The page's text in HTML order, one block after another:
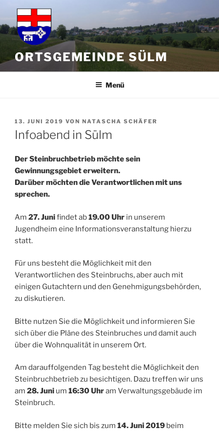
Inhalt
springen
ORTSGEMEINDE SÜLM
Menü
VERÖFFENTLICHT
AM
13. JUNI 2019 VON NATASCHA SCHÄFER
Infoabend in Sülm
Der Steinbruchbetrieb möchte sein
Gewinnungsgebiet erweitern.
Darüber möchten die Verantwortlichen mit uns
sprechen.
Am 27. Junifindet ab19.00 Uhr in unserem
Jugendheim eine Informationsveranstaltung hierzu
statt.
Für uns besteht die Möglichkeit mit den
Verantwortlichen des Steinbruchs, aber auch mit
einigen Gutachtern und den Genehmigungsbehörden,
zu diskutieren.
Bitte nutzen Sie die Möglichkeit und informieren Sie
sich über die Pläne des Steinbruches und damit auch
über die Wohnqualität in unserem Ort.
Am darauffolgenden Tag besteht die Möglichkeit den
Steinbruchbetrieb zu besichtigen. Dazu treffen wir uns
am 28. Juni um 16:30 Uhram Verwaltungsgebäude im
Steinbruch.
Bitte melden Sie sich bis zum 14. Juni 2019 beim